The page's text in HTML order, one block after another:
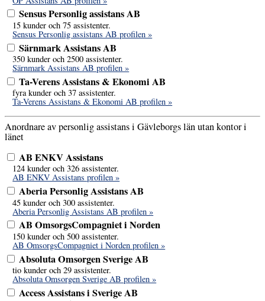
Sensus Personlig assistans AB
15 kunder och 75 assistenter.
Sensus Personlig assistans AB profilen »
Särnmark Assistans AB
350 kunder och 2500 assistenter.
Särnmark Assistans AB profilen »
Ta-Verens Assistans & Ekonomi AB
fyra kunder och 37 assistenter.
Ta-Verens Assistans & Ekonomi AB profilen »
Anordnare av personlig assistans i Gävleborgs län utan kontor i
länet
AB ENKV Assistans
124 kunder och 326 assistenter.
AB ENKV Assistans profilen »
Aberia Personlig Assistans AB
45 kunder och 300 assistenter.
Aberia Personlig Assistans AB profilen »
AB OmsorgsCompagniet i Norden
150 kunder och 500 assistenter.
AB OmsorgsCompagniet i Norden profilen »
Absoluta Omsorgen Sverige AB
tio kunder och 29 assistenter.
Absoluta Omsorgen Sverige AB profilen »
Access Assistans i Sverige AB